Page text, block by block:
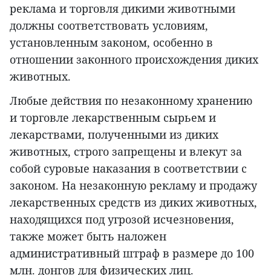
реклама и торговля дикими животными
должны соответствовать условиям,
установленным законом, особенно в
отношении законного происхождения диких
животных.
Любые действия по незаконному хранению
и торговле лекарственным сырьем и
лекарствами, полученными из диких
животных, строго запрещены и влекут за
собой суровые наказания в соответствии с
законом. На незаконную рекламу и продажу
лекарственных средств из диких животных,
находящихся под угрозой исчезновения,
также может быть наложен
административный штраф в размере до 100
млн. донгов для физических лиц.